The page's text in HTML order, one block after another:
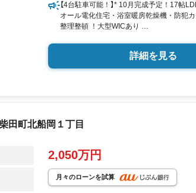
現地のご案内も可能ですので、どうぞお
ください！
【4台駐車可能！】* 10月完成予定！17帖
オール電化住宅・浴室暖房乾燥機・防犯
整理整頓 ！大型WICあり
* 未掲載物件のご提案・ご案内も可能です *
＋。
■車のメンテナンスも駐車場でしやすい「4
周辺環境 *
詳細を見る
田町北船岡１丁目
2,050万円
月々のローンを試算